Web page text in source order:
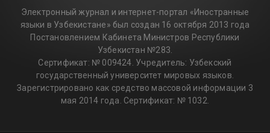
Электронный журнал и интернет-портал «Иностранные
языки в Узбекистане» был создан 16 октября 2013 года
Постановлением Кабинета Министров Республики
Узбекистан №283.
Сертификат: № 009424. Учредитель: Узбекский
государственный университет мировых языков.
Зарегистрировано как средство массовой информации 3
мая 2014 года. Сертификат: № 1032.